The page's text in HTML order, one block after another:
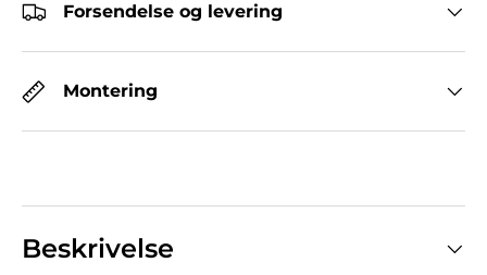
Forsendelse og levering
Montering
Beskrivelse